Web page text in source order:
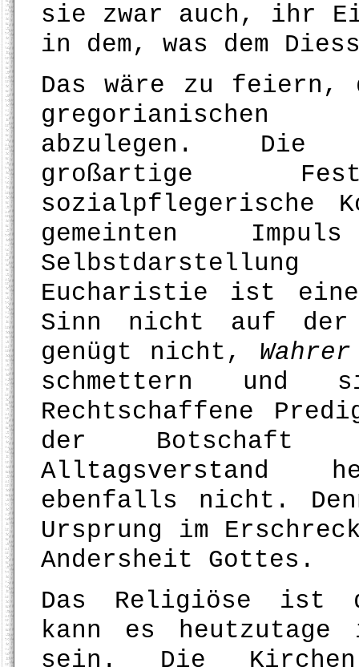
sie zwar auch, ihr
in dem, was dem
Das wäre zu feiern,
gregorianischen
abzulegen. Die
großartige
sozialpflegerische
gemeinten
Eucharistie ist
Sinn nicht auf
genügt nicht,
schmettern
Rechtschaffene
der Botschaft
Alltagsverstand
ebenfalls nicht.
Ursprung im
Andersheit Gottes.
Das Religiöse ist
kann es
sein. Die